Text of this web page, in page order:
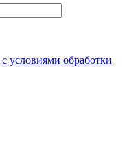
с условиями обработки